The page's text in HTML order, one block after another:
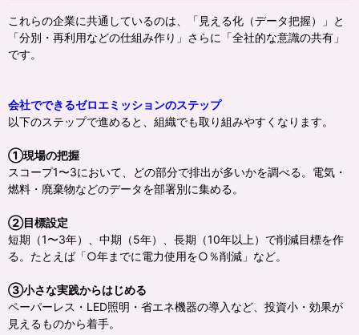
これらの企業に共通しているのは、「見える化（データ把握）」と
「分別・再利用などの仕組み作り」さらに「全社的な意識の共有」
です。
会社でできるゼロエミッションのステップ
以下のステップで進めると、組織でも取り組みやすくなります。
①現場の把握
スコープ1〜3において、どの部分で排出が多いかを調べる。電気・
燃料・廃棄物などのデータを部署別に集める。
②目標設定
短期（1〜3年）、中期（5年）、長期（10年以上）で削減目標を作
る。たとえば「○年までに電力使用を○％削減」など。
③小さな実践からはじめる
ペーパーレス・LED照明・省エネ機器の導入など、投資小・効果が
見えるものから着手。